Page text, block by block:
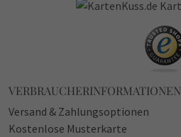
VERBRAUCHERINFORMATIONEN
Versand & Zahlungsoptionen
Kostenlose Musterkarte